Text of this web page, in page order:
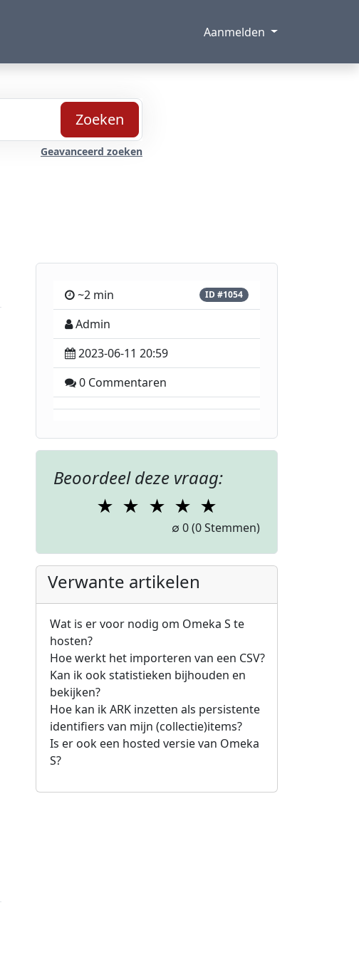
Aanmelden
Zoeken
Geavanceerd zoeken
~2 min ID #1054
Admin
2023-06-11 20:59
0 Commentaren
Beoordeel deze vraag:
★ ★
2 Stars
★
3 Stars
★
4 Stars
★
5 Stars
∅ 0(0 Stemmen)
Verwante artikelen
Wat is er voor nodig om Omeka S te
hosten?
Hoe werkt het importeren van een CSV?
Kan ik ook statistieken bijhouden en
bekijken?
Hoe kan ik ARK inzetten als persistente
identifiers van mijn (collectie)items?
Is er ook een hosted versie van Omeka
S?